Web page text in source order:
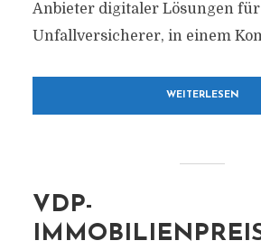
Anbieter digitaler Lösungen
Unfallversicherer, in einem
WEITERLESEN
VDP-